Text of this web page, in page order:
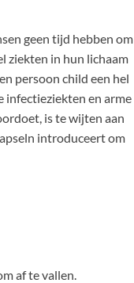
geen tijd hebben om
ziekten in hun lichaam
persoon child een hel
infectieziekten en arme
is te wijten aan
introduceert om
af te vallen.